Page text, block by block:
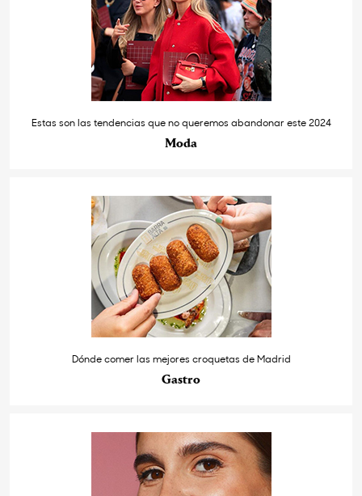
Estas son las tendencias que no queremos abandonar este 2024
Moda
Dónde comer las mejores croquetas de Madrid
Gastro